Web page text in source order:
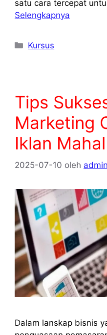
satu cara tercepat
Selengkapnya
Kategori
Kursus
Tips
Marketing
Iklan Mahal
2025-07-10 oleh admin
Dalam lanskap bisnis